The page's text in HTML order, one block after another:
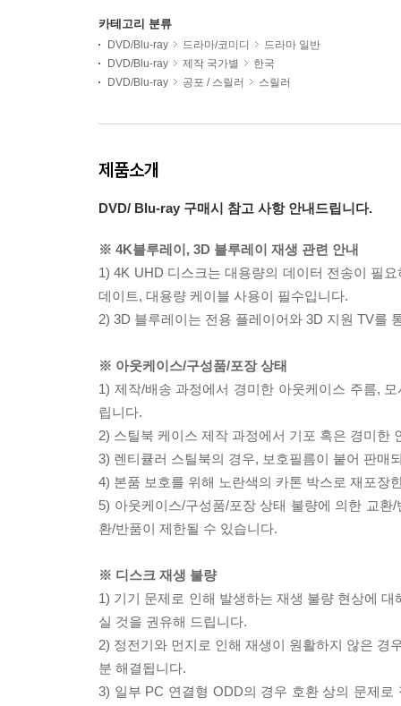
카테고리 분류
DVD/Blu-ray 드라마/코미디
드라마 일반
DVD/Blu-ray
제작 국가별
한국
DVD/Blu-ray
공포 / 스릴러 스릴러
제품소개
DVD/ Blu-ray 구매시 참고 사항 안내드립니다.
※ 4K블루레이, 3D 블루레이 재생 관련 안내
1) 4K UHD 디스크는 대용량의 데이터 전송이 필
데이트, 대용량 케이블 사용이 필수입니다.
2) 3D 블루레이는 전용 플레이어와 3D 지원 TV를
※ 아웃케이스/구성품/포장 상태
1) 제작/배송 과정에서 경미한 아웃케이스 주름,
립니다.
2) 스틸북 케이스 제작 과정에서 기포 혹은 경미한
3) 렌티큘러 스틸북의 경우, 보호필름이 붙어 판매
4) 본품 보호를 위해 노란색의 카톤 박스로 재포장
5) 아웃케이스/구성품/포장 상태 불량에 의한 교
환/반품이 제한될 수 있습니다.
※ 디스크 재생 불량
1) 기기 문제로 인해 발생하는 재생 불량 현상에
실 것을 권유해 드립니다.
2) 정전기와 먼지로 인해 재생이 원활하지 않은 경
분 해결됩니다.
3) 일부 PC 연결형 ODD의 경우 호환 상의 문제